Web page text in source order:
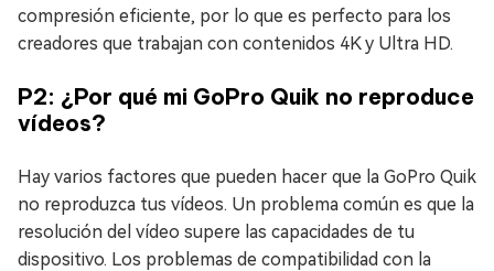
compresión eficiente, por lo que es perfecto para los
creadores que trabajan con contenidos 4K y Ultra HD.
P2: ¿Por qué mi GoPro Quik no reproduce
vídeos?
Hay varios factores que pueden hacer que la GoPro Quik
no reproduzca tus vídeos. Un problema común es que la
resolución del vídeo supere las capacidades de tu
dispositivo. Los problemas de compatibilidad con la